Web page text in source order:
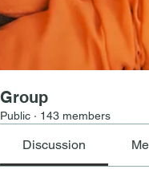
Group
Public · 143 members
Discussion